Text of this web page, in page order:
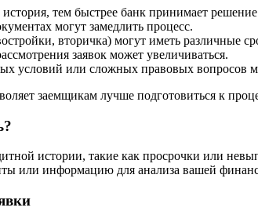
тем быстрее банк принимает
могут замедлить процесс.
вторичка) могут иметь различные
заявок может увеличиваться.
условий или сложных правовых вопросов
заемщикам лучше подготовиться к
истории, такие как просрочки или
или информацию для анализа вашей